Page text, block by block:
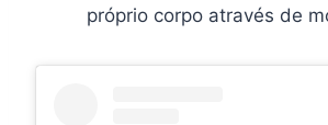
próprio corpo através de